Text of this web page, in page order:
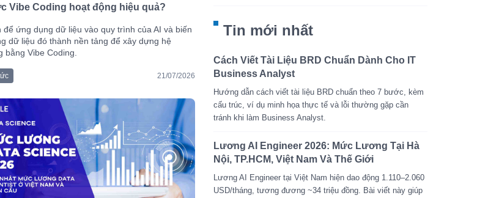
Vibe Coding hoạt động hiệu quả?
để ứng dụng dữ liệu vào quy trình của AI và biến
dữ liệu đó thành nền tảng để xây dựng hệ
bằng Vibe Coding.
21/07/2026
Tin mới nhất
Cách Viết Tài Liệu BRD Chuẩn Dành Cho IT
Business Analyst
Hướng dẫn cách viết tài liệu BRD chuẩn theo 7 bước, kèm
cấu trúc, ví dụ minh họa thực tế và lỗi thường gặp cần
tránh khi làm Business Analyst.
Lương AI Engineer 2026: Mức Lương Tại Hà
Nội, TP.HCM, Việt Nam Và Thế Giới
Lương AI Engineer tại Việt Nam hiện dao động 1.110–2.060
USD/tháng, tương đương ~34 triệu đồng. Bài viết này giúp